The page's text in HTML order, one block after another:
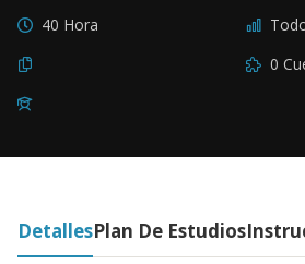
40 Hora
0
DetallesPlan De Estudios